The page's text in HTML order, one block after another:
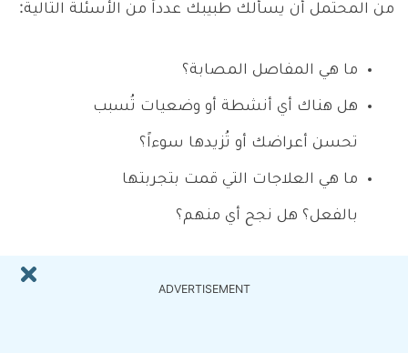
من المحتمل أن يسألك طبيبك عدداً من الأسئلة التالية:
ما هي المفاصل المصابة؟
هل هناك أي أنشطة أو وضعيات تُسبب
تحسن أعراضك أو تُزيدها سوءاً؟
ما هي العلاجات التي قمت بتجربتها
بالفعل؟ هل نجح أي منهم؟
ADVERTISEMENT